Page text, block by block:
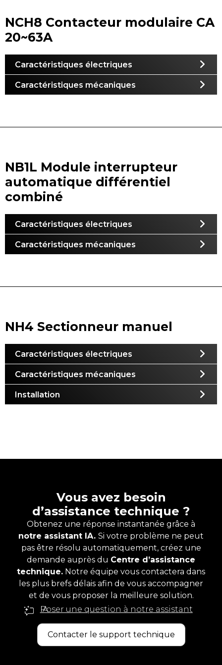
NCH8 Contacteur modulaire CA
20~63A
Caractéristiques électriques
Caractéristiques mécaniques
NB1L Module interrupteur
automatique différentiel
combiné
Caractéristiques électriques
Caractéristiques mécaniques
NH4 Sectionneur manuel
Caractéristiques électriques
Caractéristiques mécaniques
Installation
Vous avez besoin
d’assistance technique ?
Obtenez une réponse instantanée grâce à
notre assistant IA. Si votre problème ne peut
pas être résolu automatiquement, créez une
demande auprès du Centre d’assistance
technique. Notre équipe vous contactera dans
les plus brefs délais afin de vous accompagner
et de vous proposer la meilleure solution.
Poser une question à notre assistant IA
Contacter le support technique